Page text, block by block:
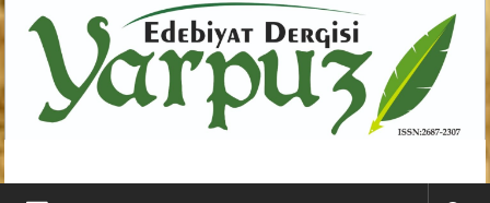
İçeriğe
geç
YARPUZ